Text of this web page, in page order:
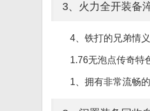
3、火力全开装备
4、铁打的兄弟情
1.76无泡点传奇特
1、拥有非常流畅